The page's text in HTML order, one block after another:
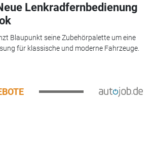
Lenkradfernbedienung
Blaupunkt seine Zubehörpalette um eine
für klassische und moderne Fahrzeuge.